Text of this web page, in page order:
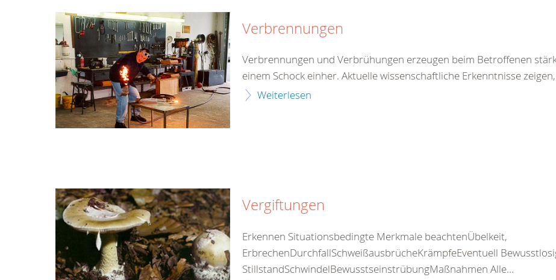
Verbrennungen
Verbrennungen und Verbrühungen erzeugen beim Betroffenen
einem Schock einher. Aktuelle wissenschaftliche Erkenntnisse
Weiterlesen
Vergiftungen
Erkennen Situationsbedingte Merkmale beachtenÜbelkeit,
ErbrechenDurchfallSchweißausbrücheKrämpfeEventuell
StillstandSchwindelBewusstseinstrübungMaßnahmen Alle…